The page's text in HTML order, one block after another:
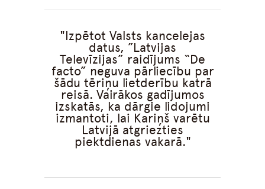
Izpētot Valsts kancelejas
datus, ”Latvijas
Televīzijas” raidījums “De
facto” neguva pārliecību par
šādu tēriņu lietderību katrā
reisā. Vairākos gadījumos
izskatās, ka dārgie lidojumi
izmantoti, lai Kariņš varētu
Latvijā atgriezties
piektdienas vakarā.